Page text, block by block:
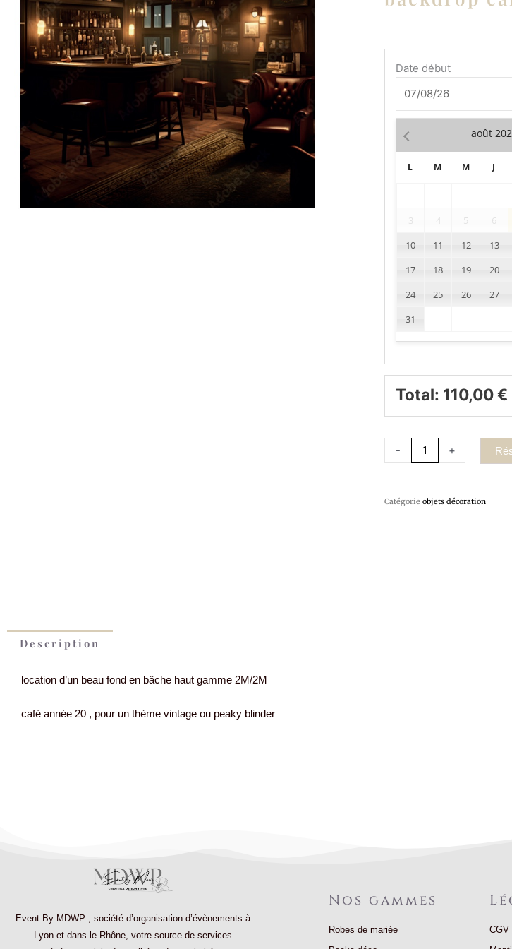
Date début
août
L M M J
3
4 5 6
10
11 12 13
17
18 19 20
24
25 26 27
31
Total: 110,00€
-
backdrop
+
Catégorie objets décoration
Description
location d’un beau fond en bâche haut gamme 2M/2M
café année 20 , pour un thème vintage ou peaky blinder
Event By MDWP , société d’organisation d’évènements à
Lyon et dans le Rhône, votre source de services
Nos gammes
Robes de mariée
CGV